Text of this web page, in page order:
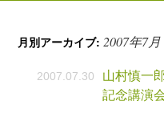
月別アーカイブ:2007年7月
2007.07.30
山村慎一
記念講演